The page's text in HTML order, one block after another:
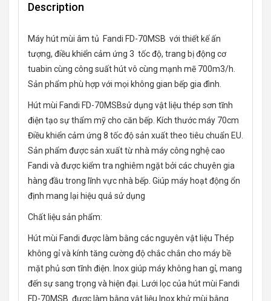
Description
Máy hút mùi âm tủ Fandi FD-70MSB với thiết kế ấn
tượng, điều khiển cảm ứng 3 tốc độ, trang bị động cơ
tuabin cùng công suất hút vô cùng mạnh mẽ 700m3/h.
Sản phẩm phù hợp với mọi không gian bếp gia đình.
Hút mùi Fandi FD-70MSBsử dụng vật liệu thép sơn tĩnh
điện tạo sự thẩm mỹ cho căn bếp. Kích thước máy 70cm
Điều khiển cảm ứng 8 tốc độ sản xuất theo tiêu chuẩn EU.
Sản phẩm được sản xuất từ nhà máy công nghệ cao
Fandi và được kiểm tra nghiêm ngặt bởi các chuyên gia
hàng đầu trong lĩnh vực nhà bếp. Giúp máy hoạt động ổn
định mang lại hiệu quả sử dụng
Chất liệu sản phẩm:
Hút mùi Fandi được làm bằng các nguyên vật liệu Thép
không gỉ và kính tăng cường độ chắc chắn cho máy bề
mặt phủ sơn tĩnh điện. Inox giúp máy không han gỉ, mang
đến sự sang trọng và hiện đại. Lưới lọc của hút mùi Fandi
FD-70MSB được làm bằng vật liệu Inox khử mùi bằng